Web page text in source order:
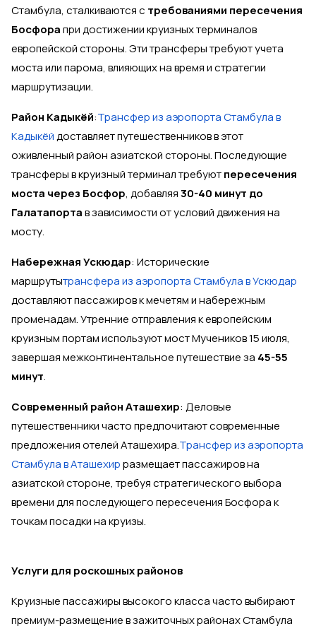
Стамбула, сталкиваются с требованиями пересечения
Босфорапри достижении круизных терминалов
европейской стороны. Эти трансферы требуют учета
моста или парома, влияющих на время и стратегии
маршрутизации.
Район Кадыкёй:Трансфер из аэропорта Стамбула в
Кадыкёйдоставляет путешественников в этот
оживленный район азиатской стороны. Последующие
трансферы в круизный терминал требуютпересечения
моста через Босфор, добавляя30-40 минут до
Галатапортав зависимости от условий движения на
мосту.
Набережная Ускюдар: Исторические
маршрутытрансфера из аэропорта Стамбула в Ускюдар
доставляют пассажиров к мечетям и набережным
променадам. Утренние отправления к европейским
круизным портам используют мост Мучеников 15 июля,
завершая межконтинентальное путешествие за 45-55
минут.
Современный район Аташехир: Деловые
путешественники часто предпочитают современные
предложения отелей Аташехира.Трансфер из аэропорта
Стамбула в Аташехирразмещает пассажиров на
азиатской стороне, требуя стратегического выбора
времени для последующего пересечения Босфора к
точкам посадки на круизы.
Услуги для роскошных районов
Круизные пассажиры высокого класса часто выбирают
премиум-размещение в зажиточных районах Стамбула